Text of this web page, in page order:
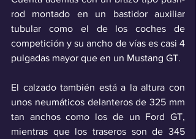
rod montado en un bastidor auxiliar
tubular como el de los coches de
competición y su ancho de vías es casi 4
pulgadas mayor que en un Mustang GT.
El calzado también está a la altura con
unos neumáticos delanteros de 325 mm
tan anchos como los de un Ford GT,
mientras que los traseros son de 345